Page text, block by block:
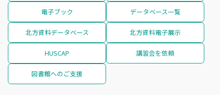
電子ブック データベース一覧
北方資料データベース 北方資料電子展示
HUSCAP 講習会を依頼
図書館へのご支援